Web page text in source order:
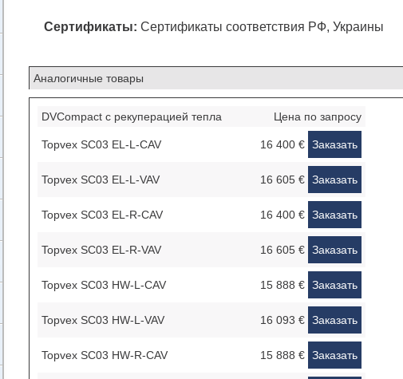
Сертификаты: Сертификаты соответствия РФ, Украины
Аналогичные товары
DVCompact с рекуперацией тепла Цена по запросу
Topvex SC03 EL-L-CAV 16 400 € Заказать
Topvex SC03 EL-L-VAV 16 605 € Заказать
Topvex SC03 EL-R-CAV 16 400 € Заказать
Topvex SC03 EL-R-VAV 16 605 € Заказать
Topvex SC03 HW-L-CAV 15 888 € Заказать
Topvex SC03 HW-L-VAV 16 093 € Заказать
Topvex SC03 HW-R-CAV 15 888 € Заказать